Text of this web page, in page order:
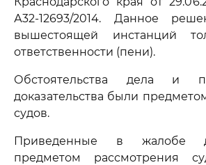
А32-12693/2014. Данное
вышестоящей инстанций
ответственности (пени).
Обстоятельства дела и
доказательства были
судов.
Приведенные в жалобе
предметом рассмотрения